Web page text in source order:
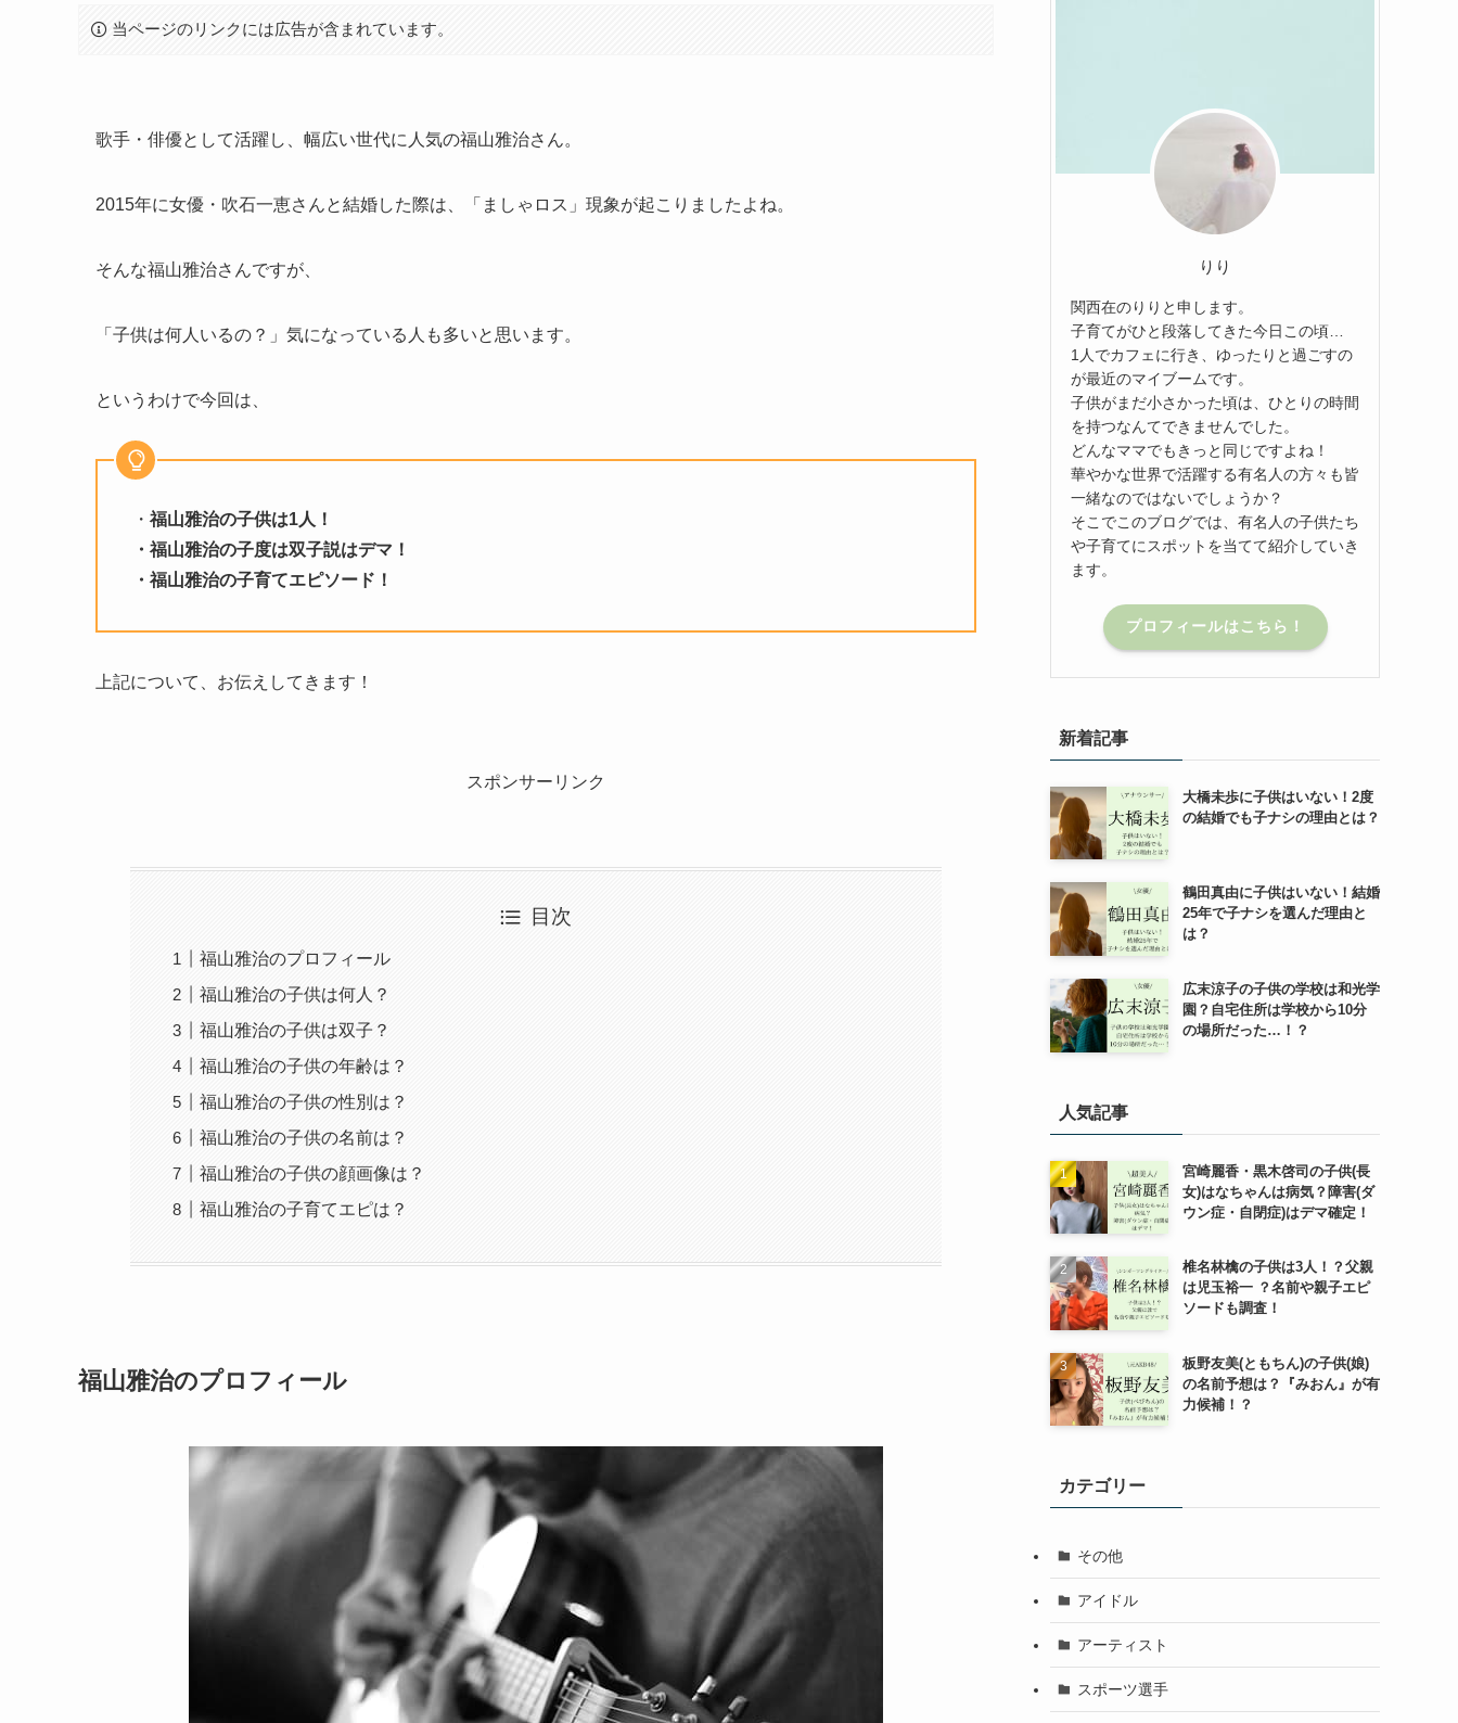
当ページのリンクには広告が含まれています。
歌手・俳優として活躍し、幅広い世代に人気の福山雅治さん。
2015年に女優・吹石一恵さんと結婚した際は、「ましゃロス」現象が起こりましたよね。
そんな福山雅治さんですが、
「子供は何人いるの？」気になっている人も多いと思います。
というわけで今回は、
・ 福山雅治の子供は1人！
・福山雅治の子度は双子説はデマ！
・福山雅治の子育てエピソード！
上記について、お伝えしてきます！
スポンサーリンク
目次
福山雅治のプロフィール
福山雅治の子供は何人？
福山雅治の子供は双子？
福山雅治の子供の年齢は？
福山雅治の子供の性別は？
福山雅治の子供の名前は？
福山雅治の子供の顔画像は？
福山雅治の子育てエピは？
福山雅治のプロフィール
りり
関西在のりりと申します。
子育てがひと段落してきた今日この頃…
1人でカフェに行き、ゆったりと過ごすの
が最近のマイブームです。
子供がまだ小さかった頃は、ひとりの時間
を持つなんてできませんでした。
どんなママでもきっと同じですよね！
華やかな世界で活躍する有名人の方々も皆
一緒なのではないでしょうか？
そこでこのブログでは、有名人の子供たち
や子育てにスポットを当てて紹介していき
ます。
プロフィールはこちら！
新着記事
大橋未歩に子供はいない！2度
の結婚でも子ナシの理由とは？
鶴田真由に子供はいない！結婚
25年で子ナシを選んだ理由と
は？
広末涼子の子供の学校は和光学
園？自宅住所は学校から10分
の場所だった…！？
人気記事
宮崎麗香・黒木啓司の子供(長
女)はなちゃんは病気？障害(ダ
ウン症・自閉症)はデマ確定！
椎名林檎の子供は3人！？父親
は児玉裕一 ？名前や親子エピ
ソードも調査！
板野友美(ともちん)の子供(娘)
の名前予想は？『みおん』が有
力候補！？
カテゴリー
その他
アイドル
アーティスト
スポーツ選手